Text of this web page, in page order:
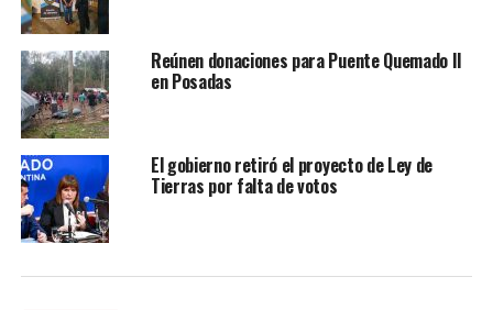
Reúnen donaciones para Puente Quemado II
en Posadas
El gobierno retiró el proyecto de Ley de
Tierras por falta de votos